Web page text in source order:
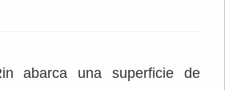
abarca una superficie de